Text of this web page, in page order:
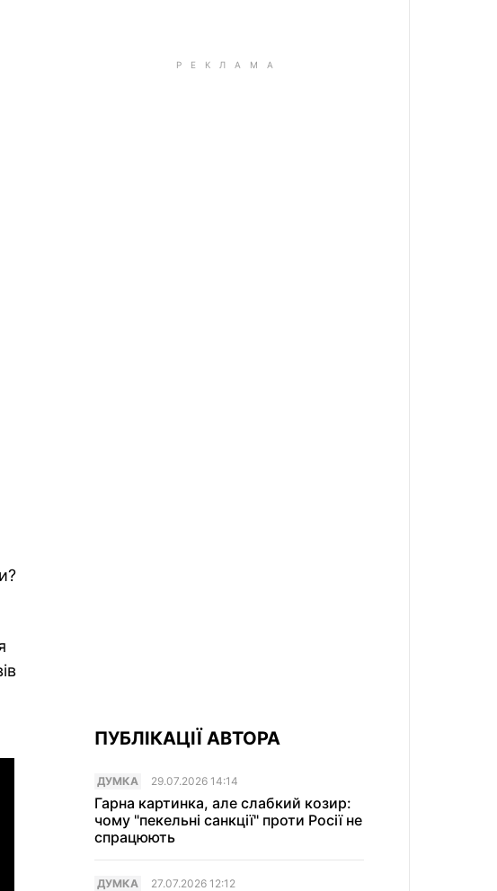
ПУБЛІКАЦІЇ АВТОРА
ДУМКА 29.07.2026 14:14
Гарна картинка, але слабкий козир:
чому "пекельні санкції" проти Росії не
спрацюють
ДУМКА 27.07.2026 12:12